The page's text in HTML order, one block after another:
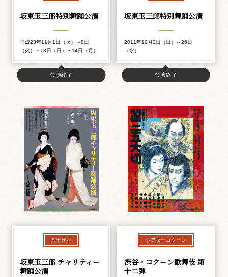
坂東玉三郎特別舞踊公演
平成23年11月1日（火）～8日
（火）・13日（日）・14日（月）
公演終了
坂東玉三郎特別舞踊公演
2011年10月2日（日）～26日
（水）
公演終了
八千代座
坂東玉三郎 チャリティー
舞踊公演
シアターコクーン
渋谷・コクーン歌舞伎 第
十二弾